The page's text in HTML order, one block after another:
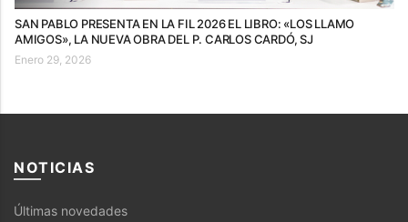
SAN PABLO PRESENTA EN LA FIL 2026 EL LIBRO: «LOS LLAMO
AMIGOS», LA NUEVA OBRA DEL P. CARLOS CARDÓ, SJ
Enero 29, 2026
NOTICIAS
Últimas novedades